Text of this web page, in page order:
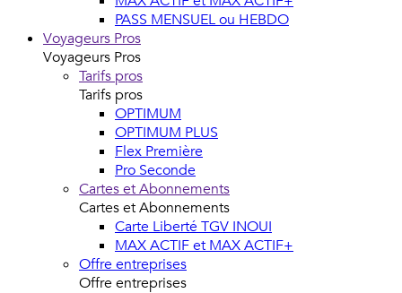
PASS MENSUEL ou HEBDO
Voyageurs Pros
Voyageurs Pros
Tarifs pros
Tarifs pros
OPTIMUM
OPTIMUM PLUS
Flex Première
Pro Seconde
Cartes et Abonnements
Cartes et Abonnements
Carte Liberté TGV INOUI
MAX ACTIF et MAX ACTIF+
Offre entreprises
Offre entreprises